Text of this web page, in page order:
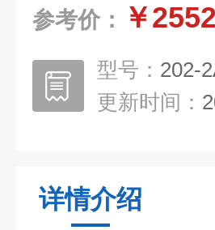
参考价： ￥
型号： 202-
更新时间：
详情介绍